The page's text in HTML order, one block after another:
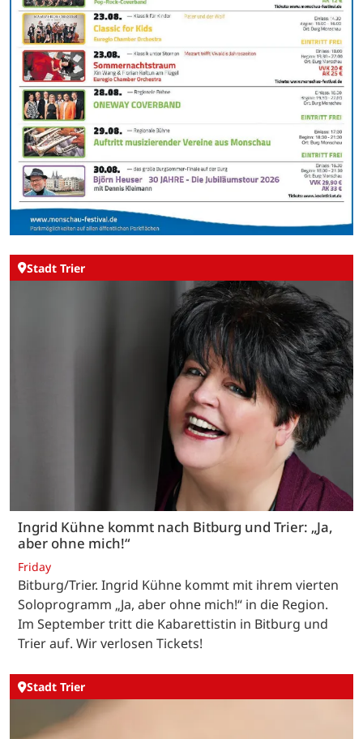
Stadt Trier
Ingrid Kühne kommt nach Bitburg und Trier: „Ja,
aber ohne mich!“
Friday
Bitburg/Trier. Ingrid Kühne kommt mit ihrem vierten
Soloprogramm „Ja, aber ohne mich!“ in die Region.
Im September tritt die Kabarettistin in Bitburg und
Trier auf. Wir verlosen Tickets!
Stadt Trier